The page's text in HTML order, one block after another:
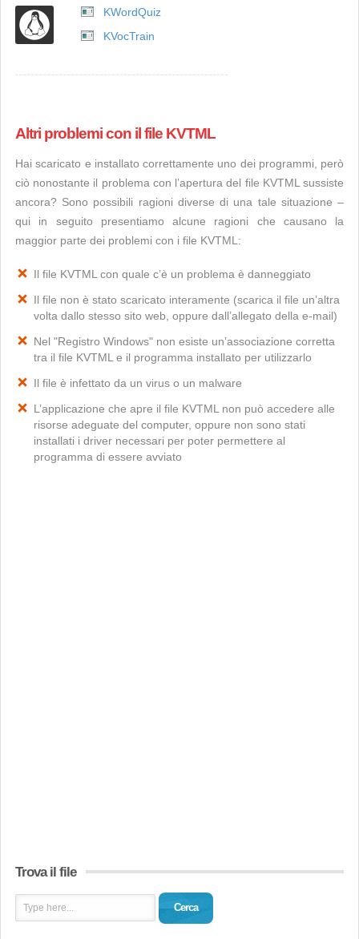
KWordQuiz
KVocTrain
Altri problemi con il file KVTML
Hai scaricato e installato correttamente uno dei programmi, però
ciò nonostante il problema con l’apertura del file KVTML sussiste
ancora? Sono possibili ragioni diverse di una tale situazione –
qui in seguito presentiamo alcune ragioni che causano la
maggior parte dei problemi con i file KVTML:
Il file KVTML con quale c’è un problema è danneggiato
Il file non è stato scaricato interamente (scarica il file un’altra
volta dallo stesso sito web, oppure dall’allegato della e-mail)
Nel "Registro Windows" non esiste un’associazione corretta
tra il file KVTML e il programma installato per utilizzarlo
Il file è infettato da un virus o un malware
L’applicazione che apre il file KVTML non può accedere alle
risorse adeguate del computer, oppure non sono stati
installati i driver necessari per poter permettere al
programma di essere avviato
Trova il file
Cerca